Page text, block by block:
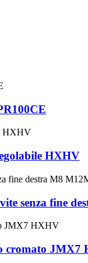
HXHV
senza fine
cromato JMX7